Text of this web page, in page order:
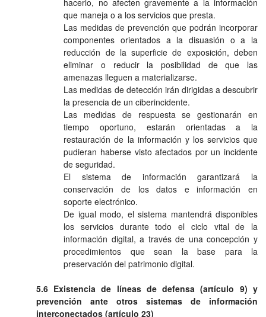
hacerlo, no afecten gravemente a la información
que maneja o a los servicios que presta.
Las medidas de prevención que podrán incorporar
componentes orientados a la disuasión o a la
reducción de la superficie de exposición, deben
eliminar o reducir la posibilidad de que las
amenazas lleguen a materializarse.
Las medidas de detección irán dirigidas a descubrir
la presencia de un ciberincidente.
Las medidas de respuesta se gestionarán en
tiempo oportuno, estarán orientadas a la
restauración de la información y los servicios que
pudieran haberse visto afectados por un incidente
de seguridad.
El sistema de información garantizará la
conservación de los datos e información en
soporte electrónico.
De igual modo, el sistema mantendrá disponibles
los servicios durante todo el ciclo vital de la
información digital, a través de una concepción y
procedimientos que sean la base para la
preservación del patrimonio digital.
5.6 Existencia de líneas de defensa (artículo 9) y
prevención ante otros sistemas de información
interconectados (artículo 23)